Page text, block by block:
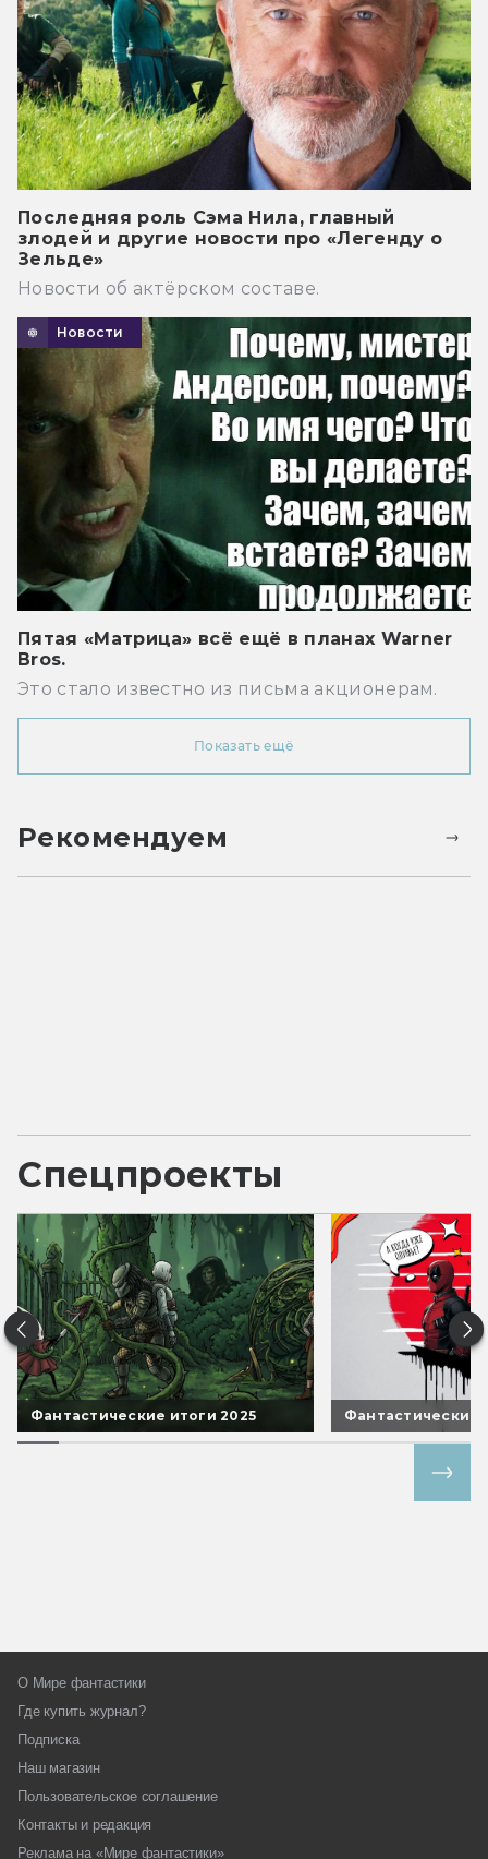
Последняя роль Сэма Нила, главный
злодей и другие новости про «Легенду о
Зельде»
Новости об актёрском составе.
Новости
Пятая «Матрица» всё ещё в планах Warner
Bros.
Это стало известно из письма акционерам.
Показать ещё
Рекомендуем
Спецпроекты
Фантастические итоги 2025 Фантастические
О Мире фантастики
Где купить журнал?
Подписка
Наш магазин
Пользовательское соглашение
Контакты и редакция
Реклама на «Мире фантастики»